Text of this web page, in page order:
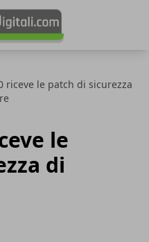
riceve le patch di sicurezza
le
di